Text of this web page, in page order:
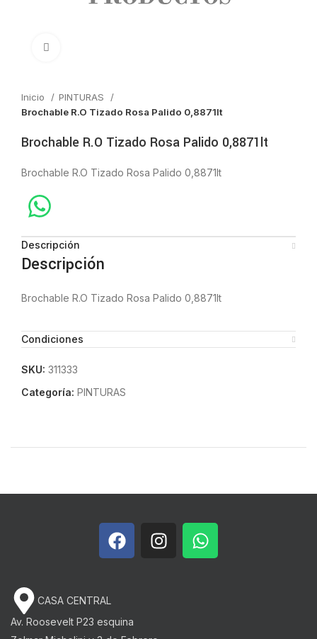
Inicio
PINTURAS
Brochable R.O Tizado Rosa Palido 0,8871lt
Brochable R.O Tizado Rosa Palido 0,8871lt
Brochable R.O Tizado Rosa Palido 0,8871lt
Descripción
Descripción
Brochable R.O Tizado Rosa Palido 0,8871lt
Condiciones
SKU: 311333
Categoría: PINTURAS
CASA CENTRAL
Av. Roosevelt P23 esquina